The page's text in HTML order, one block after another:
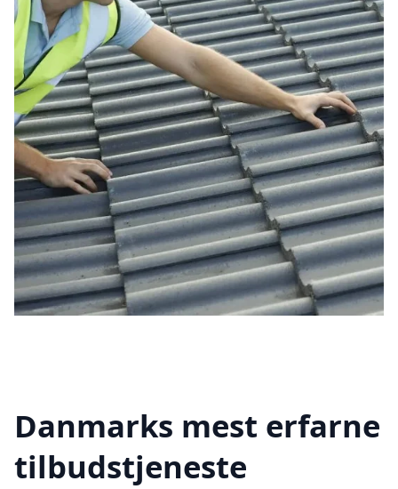
Danmarks mest erfarne
tilbudstjeneste